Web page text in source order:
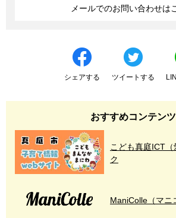
メールでのお問い合わせは
シェアする ツイートする
おすすめコンテンツ
こども真庭ICT
ク
ManiColle（マニ